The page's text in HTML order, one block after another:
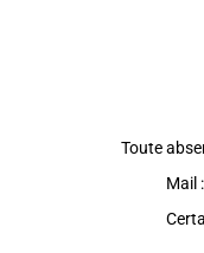
Toute
Mail :